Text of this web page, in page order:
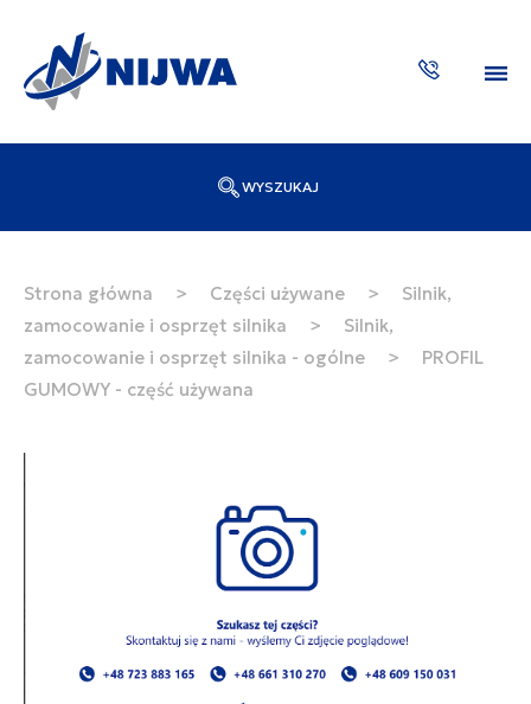
WYSZUKAJ
SZUKAJ
Strona główna > Części używane >
Silnik,
zamocowanie i osprzęt silnika
>
Silnik,
zamocowanie i osprzęt silnika - ogólne
>
PROFIL
GUMOWY - część używana